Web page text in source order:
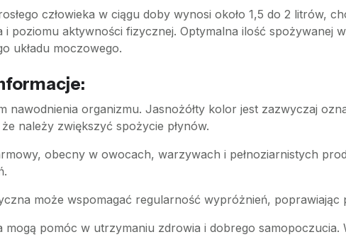
człowieka w ciągu doby wynosi około 1,5 do 2 litrów,
poziomu aktywności fizycznej. Optymalna ilość spożywanej
układu moczowego.
nawodnienia organizmu. Jasnożółty kolor jest zazwyczaj
należy zwiększyć spożycie płynów.
obecny w owocach, warzywach i pełnoziarnistych
może wspomagać regularność wypróżnień, poprawiając
mogą pomóc w utrzymaniu zdrowia i dobrego